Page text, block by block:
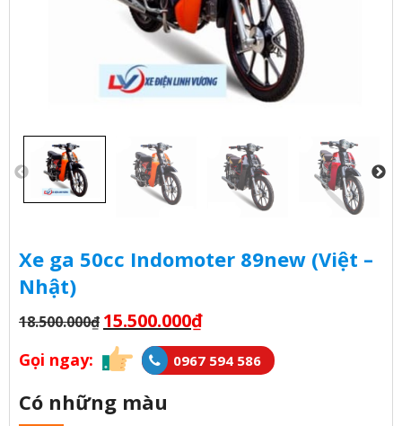
Xe ga 50cc Indomoter 89new (Việt –
Nhật)
18.500.000₫ 15.500.000₫
Gọi ngay: 0967 594 586
Có những màu